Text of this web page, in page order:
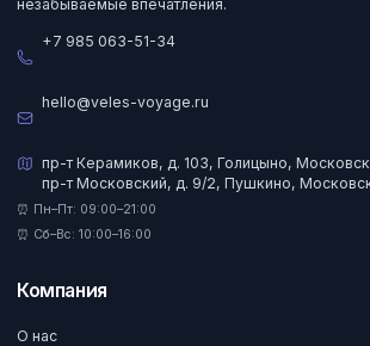
незабываемые впечатления.
+7 985 063-51-34
hello@veles-voyage.ru
пр-т Керамиков, д. 103, Голицыно,
пр-т Московский, д. 9/2, Пушкино,
⏰ Пн–Пт: 09:00–21:00
⏰ Сб–Вс: 10:00–16:00
Компания
О нас